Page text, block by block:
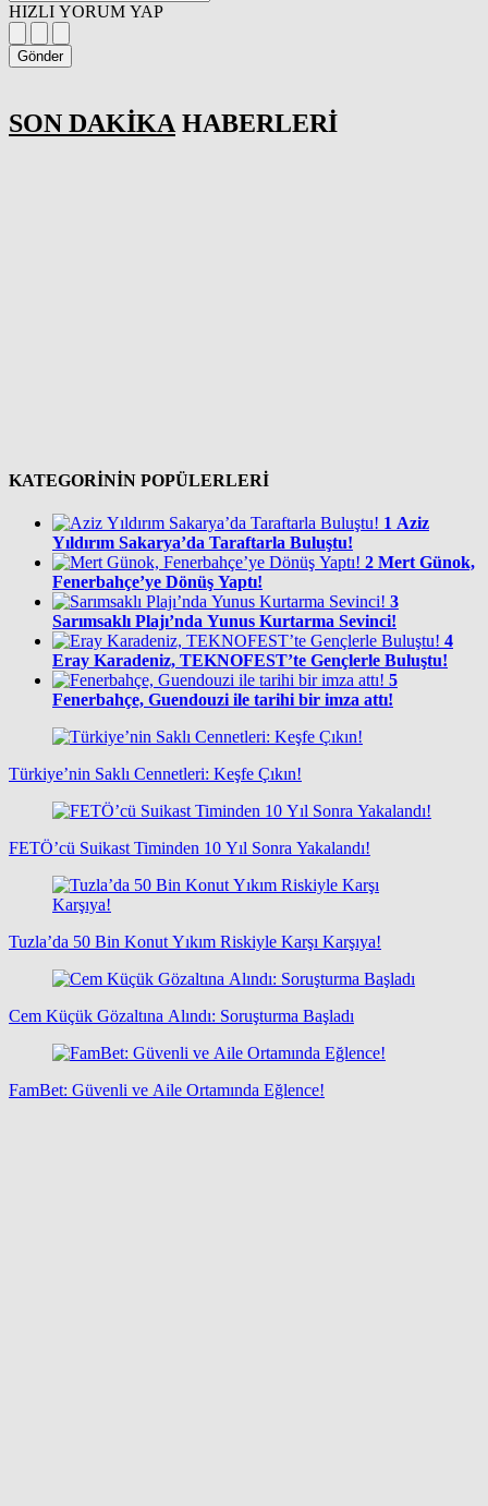
HIZLI YORUM YAP
Gönder
SON DAKİKA HABERLERİ
KATEGORİNİN POPÜLERLERİ
1 Aziz
Yıldırım Sakarya’da Taraftarla Buluştu!
2 Mert Günok,
Fenerbahçe’ye Dönüş Yaptı!
3
Sarımsaklı Plajı’nda Yunus Kurtarma Sevinci!
4
Eray Karadeniz, TEKNOFEST’te Gençlerle Buluştu!
5
Fenerbahçe, Guendouzi ile tarihi bir imza attı!
Türkiye’nin Saklı Cennetleri: Keşfe Çıkın!
FETÖ’cü Suikast Timinden 10 Yıl Sonra Yakalandı!
Tuzla’da 50 Bin Konut Yıkım Riskiyle Karşı Karşıya!
Cem Küçük Gözaltına Alındı: Soruşturma Başladı
FamBet: Güvenli ve Aile Ortamında Eğlence!